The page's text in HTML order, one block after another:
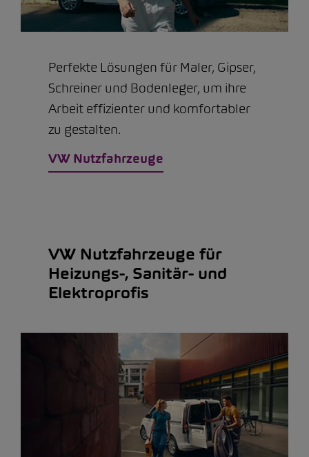
Perfekte Lösungen für Maler, Gipser,
Schreiner und Bodenleger, um ihre
Arbeit effizienter und komfortabler
zu gestalten.
VW Nutzfahrzeuge
VW Nutzfahrzeuge für
Heizungs-, Sanitär- und
Elektroprofis